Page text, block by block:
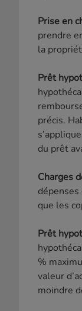
Prise en
prendre
la
Prêt
précis.
du prêt
Charges
que les
Prêt
%
valeur
moindre